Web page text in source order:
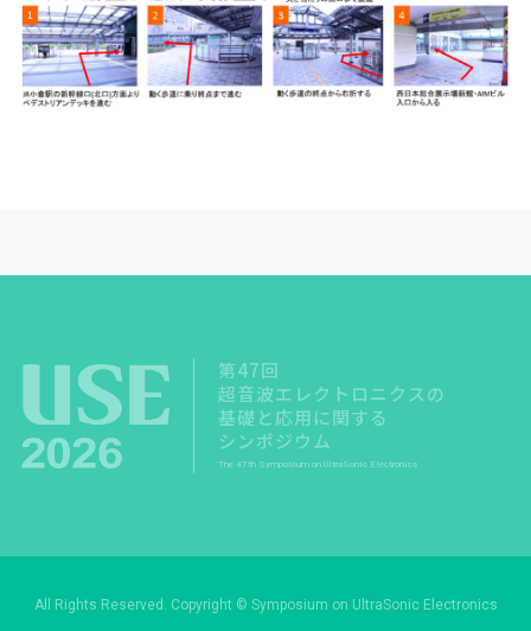
第47回
超音波エレクトロニクスの
基礎と応用に関する
シンポジウム
The 47th Symposium on UltraSonic Electronics
All Rights Reserved. Copyright © Symposium on UltraSonic Electronics